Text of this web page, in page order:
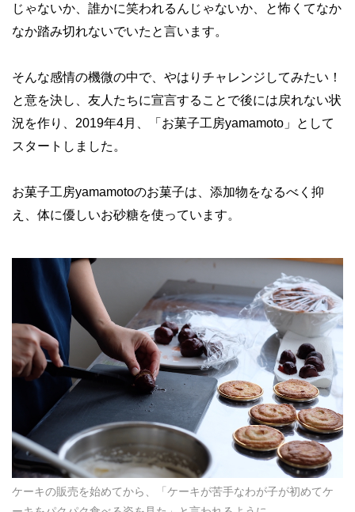
じゃないか、誰かに笑われるんじゃないか、と怖くてなか
なか踏み切れないでいたと言います。
そんな感情の機微の中で、やはりチャレンジしてみたい！
と意を決し、友人たちに宣言することで後には戻れない状
況を作り、2019年4月、「お菓子工房yamamoto」として
スタートしました。
お菓子工房yamamotoのお菓子は、添加物をなるべく抑
え、体に優しいお砂糖を使っています。
ケーキの販売を始めてから、「ケーキが苦手なわが子が初めてケ